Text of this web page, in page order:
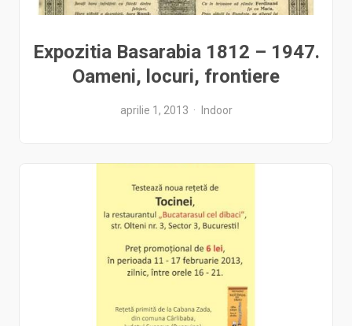
Expozitia Basarabia 1812 – 1947.
Oameni, locuri, frontiere
aprilie 1, 2013 Indoor